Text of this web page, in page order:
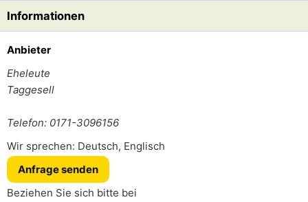
Informationen
Anbieter
Eheleute
Taggesell
Telefon: 0171-3096156
Wir sprechen: Deutsch, Englisch
Anfrage senden
Beziehen Sie sich bitte bei